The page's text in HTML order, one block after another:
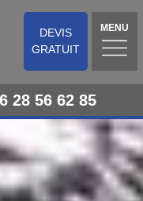
DEVIS
GRATUIT
MENU
28 56 62 85